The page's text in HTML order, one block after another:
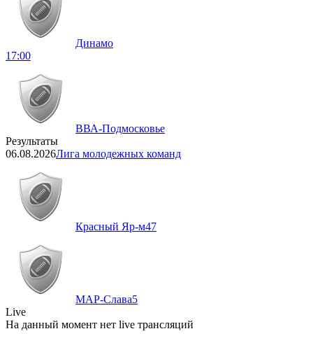
Динамо
17:00
ВВА-Подмосковье
Результаты
06.08.2026Лига молодежных команд
Красный Яр-м47
МАР-Слава5
Live
На данный момент нет live трансляций